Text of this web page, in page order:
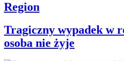
Region
Tragiczny wypadek w
osoba nie żyje